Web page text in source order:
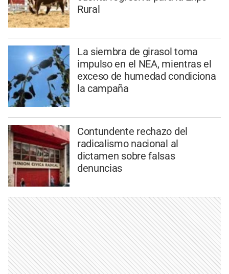
Rural
La siembra de girasol toma
impulso en el NEA, mientras el
exceso de humedad condiciona
la campaña
Contundente rechazo del
radicalismo nacional al
dictamen sobre falsas
denuncias